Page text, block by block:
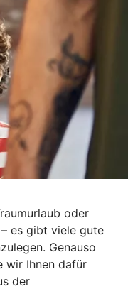
oder
es gibt viele gute
Genauso
wir Ihnen dafür
der